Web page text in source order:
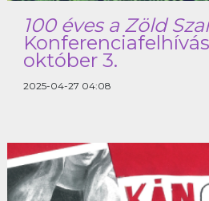
100 éves a Zöld
október 3.
2025-04-27 04:08